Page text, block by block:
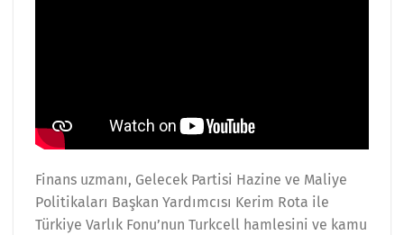
Finans uzmanı, Gelecek Partisi Hazine ve Maliye
Politikaları Başkan Yardımcısı Kerim Rota ile
Türkiye Varlık Fonu’nun Turkcell hamlesini ve kamu